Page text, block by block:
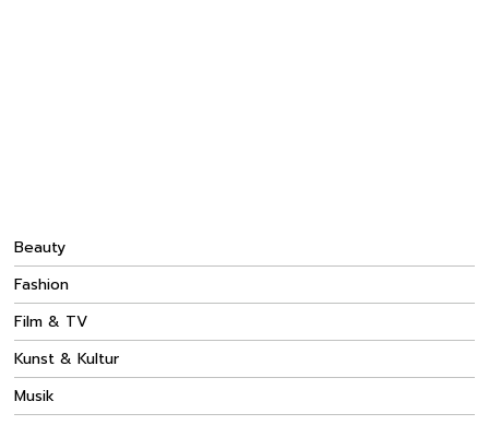
Beauty
Fashion
Film & TV
Kunst & Kultur
Musik